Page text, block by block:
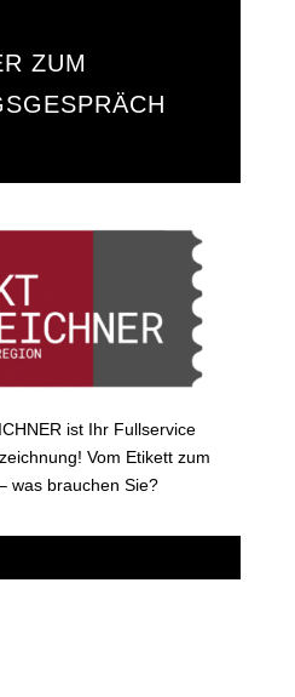
ZUM
ist Ihr Fullservice
Vom Etikett zum
was brauchen Sie?